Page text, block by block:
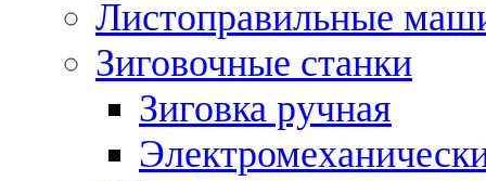
Листоправильные
Зиговочные станки
Зиговка ручная